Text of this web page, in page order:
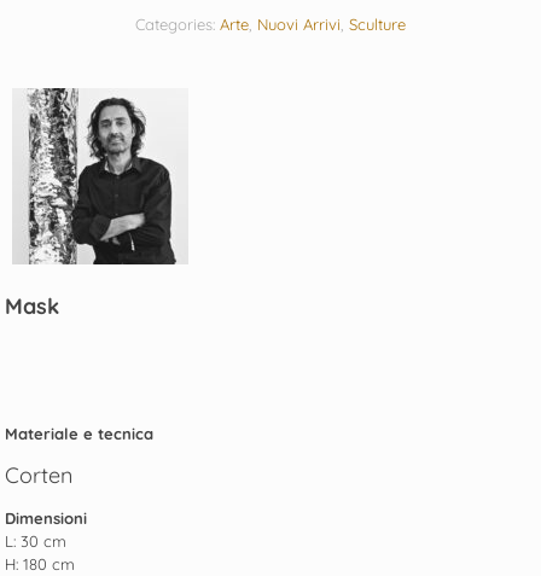
Categories: Arte Nuovi Arrivi Sculture
Mask
Materiale e tecnica
Corten
Dimensioni
L: 30 cm
H: 180 cm